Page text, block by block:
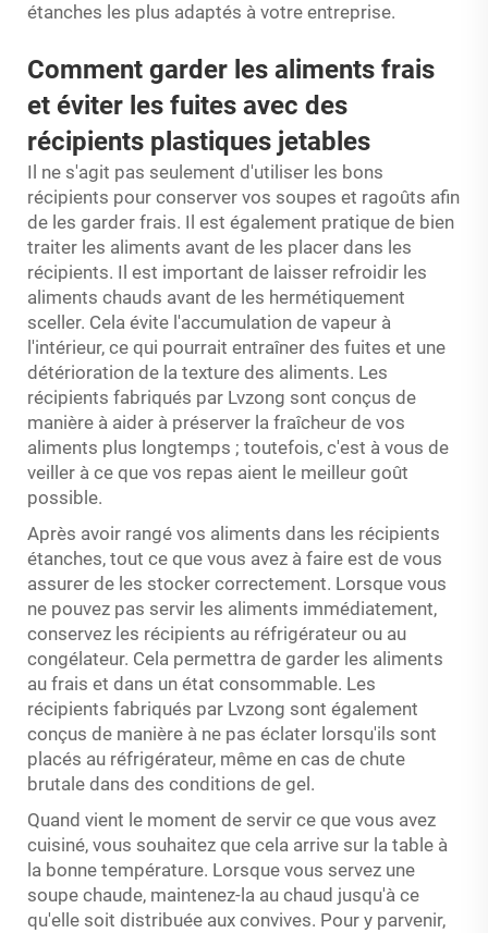
étanches les plus adaptés à votre entreprise.
Comment garder les aliments frais
et éviter les fuites avec des
récipients plastiques jetables
Il ne s'agit pas seulement d'utiliser les bons
récipients pour conserver vos soupes et ragoûts afin
de les garder frais. Il est également pratique de bien
traiter les aliments avant de les placer dans les
récipients. Il est important de laisser refroidir les
aliments chauds avant de les hermétiquement
sceller. Cela évite l'accumulation de vapeur à
l'intérieur, ce qui pourrait entraîner des fuites et une
détérioration de la texture des aliments. Les
récipients fabriqués par Lvzong sont conçus de
manière à aider à préserver la fraîcheur de vos
aliments plus longtemps ; toutefois, c'est à vous de
veiller à ce que vos repas aient le meilleur goût
possible.
Après avoir rangé vos aliments dans les récipients
étanches, tout ce que vous avez à faire est de vous
assurer de les stocker correctement. Lorsque vous
ne pouvez pas servir les aliments immédiatement,
conservez les récipients au réfrigérateur ou au
congélateur. Cela permettra de garder les aliments
au frais et dans un état consommable. Les
récipients fabriqués par Lvzong sont également
conçus de manière à ne pas éclater lorsqu'ils sont
placés au réfrigérateur, même en cas de chute
brutale dans des conditions de gel.
Quand vient le moment de servir ce que vous avez
cuisiné, vous souhaitez que cela arrive sur la table à
la bonne température. Lorsque vous servez une
soupe chaude, maintenez-la au chaud jusqu'à ce
qu'elle soit distribuée aux convives. Pour y parvenir,